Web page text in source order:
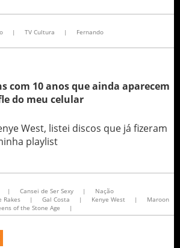
| TV Cultura |
Fernando
com 10 anos que ainda aparecem
do meu celular
West, listei discos que já fizeram
playlist
| Cansei de Ser Sexy |
Nação
Rakes | Gal Costa | Kenye West |
Maroon
of the Stone Age |